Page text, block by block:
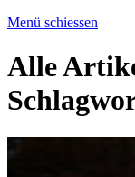
Menü schiessen
Alle